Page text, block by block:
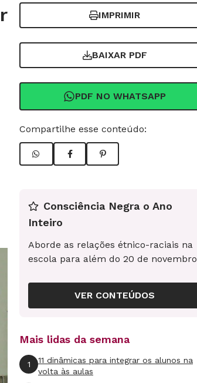
IMPRIMIR
BAIXAR PDF
PDF NO WHATSAPP
Compartilhe esse conteúdo:
Consciência Negra o Ano
Inteiro
Aborde as relações étnico-raciais na
escola para além do 20 de novembro
VER CONTEÚDOS
Mais lidas da semana
1
11 dinâmicas para integrar os alunos na
volta às aulas